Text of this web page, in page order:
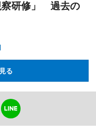
察研修」 過去の
る